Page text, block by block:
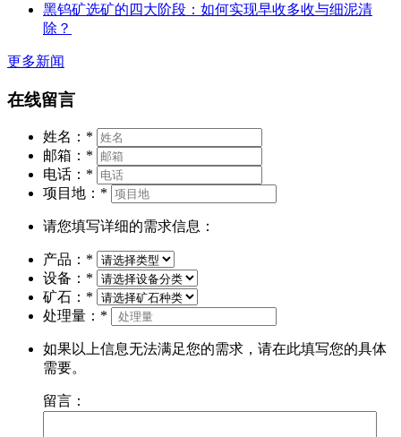
黑钨矿选矿的四大阶段：如何实现早收多收与细泥清
除？
更多新闻
在线留言
姓名： *
邮箱： *
电话： *
项目地： *
请您填写详细的需求信息：
产品： *
设备： *
矿石： *
处理量： *
如果以上信息无法满足您的需求，请在此填写您的具体
需要。
留言：